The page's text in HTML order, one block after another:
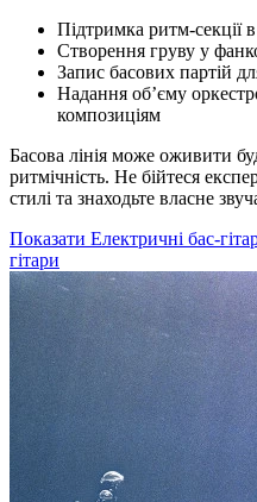
Підтримка ритм-секції
Створення груву у
Запис басових партій
Надання об’єму
композиціям
Басова лінія може оживити
ритмічність. Не бійтеся
стилі та знаходьте власне
Показати Електричні бас-
гітари